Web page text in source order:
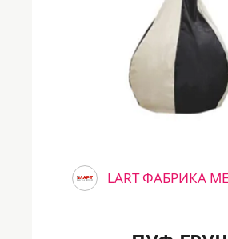
LART ФАБРИКА